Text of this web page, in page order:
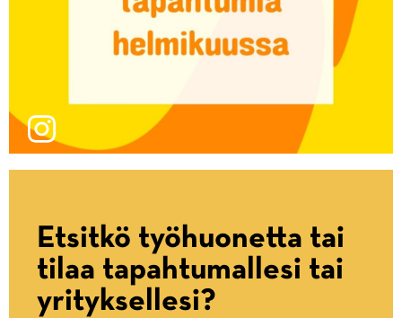
Etsitkö työhuonetta tai
tilaa tapahtumallesi tai
yrityksellesi?